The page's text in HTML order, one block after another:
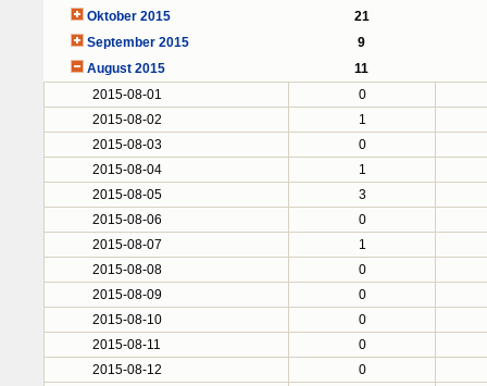
Oktober 2015
21
September 2015
9
August 2015
11
2015-08-01
0
2015-08-02
1
2015-08-03
0
2015-08-04
1
2015-08-05
3
2015-08-06
0
2015-08-07
1
2015-08-08
0
2015-08-09
0
2015-08-10
0
2015-08-11
0
2015-08-12
0